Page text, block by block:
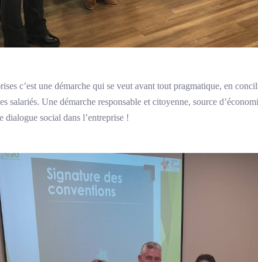
c’est une démarche qui se veut avant tout pragmatique, en
salariés. Une démarche responsable et citoyenne, source
social dans l’entreprise !